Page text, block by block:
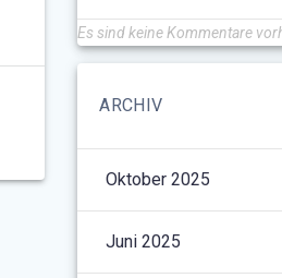
Es sind keine Kommentare
ARCHIV
Oktober 2025
Juni 2025